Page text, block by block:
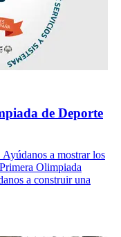
de Deporte
a mostrar los
Olimpiada
a construir una